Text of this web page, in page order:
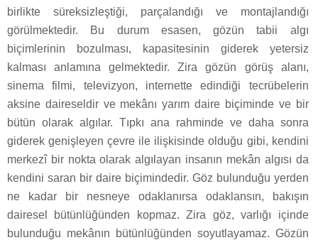
birlikte süreksizleştiği, parçalandığı ve montajlandığı
görülmektedir. Bu durum esasen, gözün tabii algı
biçimlerinin bozulması, kapasitesinin giderek yetersiz
kalması anlamına gelmektedir. Zira gözün görüş alanı,
sinema filmi, televizyon, internette edindiği tecrübelerin
aksine daireseldir ve mekânı yarım daire biçiminde ve bir
bütün olarak algılar. Tıpkı ana rahminde ve daha sonra
giderek genişleyen çevre ile ilişkisinde olduğu gibi, kendini
merkezî bir nokta olarak algılayan insanın mekân algısı da
kendini saran bir daire biçimindedir. Göz bulunduğu yerden
ne kadar bir nesneye odaklanırsa odaklansın, bakışın
dairesel bütünlüğünden kopmaz. Zira göz, varlığı içinde
bulunduğu mekânın bütünlüğünden soyutlayamaz. Gözün